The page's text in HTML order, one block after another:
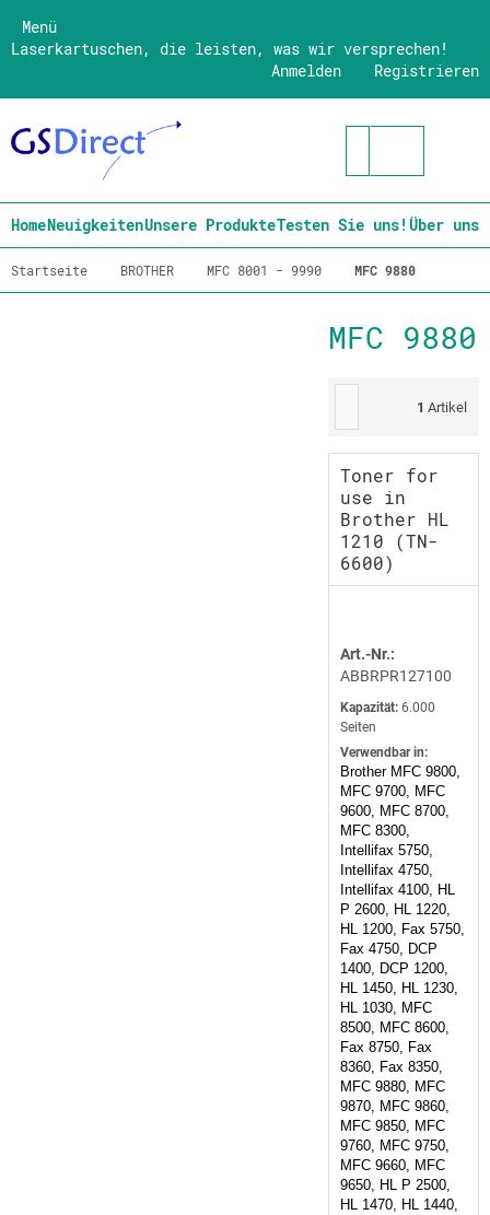
Menü
Laserkartuschen, die leisten, was wir versprechen!
Registrieren
Anmelden
HomeNeuigkeitenUnsere ProdukteTesten Sie uns!Über uns
Startseite BROTHER MFC 8001 - 9990 MFC 9880
MFC 9880
1 Artikel
Toner for
use in
Brother HL
1210 (TN-
6600)
Art.-Nr.:
ABBRPR127100
Kapazität: 6.000
Seiten
Verwendbar in:
Brother MFC 9800,
MFC 9700, MFC
9600, MFC 8700,
MFC 8300,
Intellifax 5750,
Intellifax 4750,
Intellifax 4100, HL
P 2600, HL 1220,
HL 1200, Fax 5750,
Fax 4750, DCP
1400, DCP 1200,
HL 1450, HL 1230,
HL 1030, MFC
8500, MFC 8600,
Fax 8750, Fax
8360, Fax 8350,
MFC 9880, MFC
9870, MFC 9860,
MFC 9850, MFC
9760, MFC 9750,
MFC 9660, MFC
9650, HL P 2500,
HL 1470, HL 1440,